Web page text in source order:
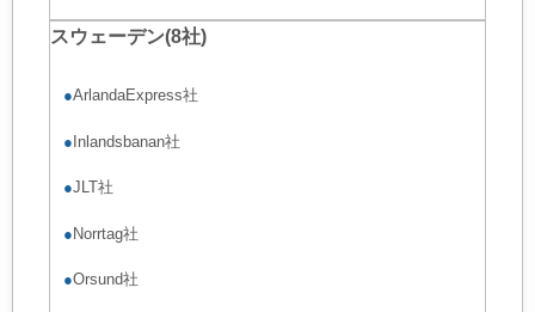
スウェーデン(8社)
●ArlandaExpress社
● Inlandsbanan社
●JLT社
● Norrtag社
●Orsund社